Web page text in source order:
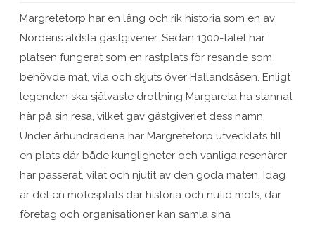
Margretetorp har en lång och rik historia som en av
Nordens äldsta gästgiverier. Sedan 1300-talet har
platsen fungerat som en rastplats för resande som
behövde mat, vila och skjuts över Hallandsåsen. Enligt
legenden ska självaste drottning Margareta ha stannat
här på sin resa, vilket gav gästgiveriet dess namn.
Under århundradena har Margretetorp utvecklats till
en plats där både kungligheter och vanliga resenärer
har passerat, vilat och njutit av den goda maten. Idag
är det en mötesplats där historia och nutid möts, där
företag och organisationer kan samla sina